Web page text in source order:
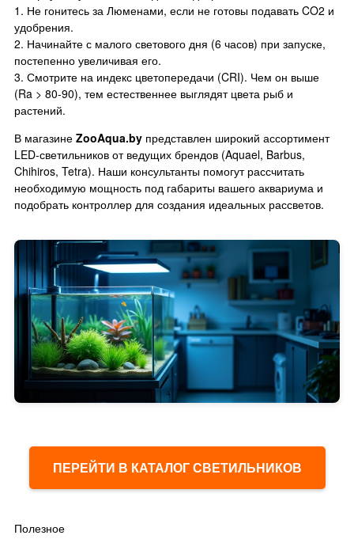
1. Не гонитесь за Люменами, если не готовы подавать CO2 и
удобрения.
2. Начинайте с малого светового дня (6 часов) при запуске,
постепенно увеличивая его.
3. Смотрите на индекс цветопередачи (CRI). Чем он выше
(Ra > 80-90), тем естественнее выглядят цвета рыб и
растений.
В магазине ZooAqua.by представлен широкий ассортимент
LED-светильников от ведущих брендов (Aquael, Barbus,
Chihiros, Tetra). Наши консультанты помогут рассчитать
необходимую мощность под габариты вашего аквариума и
подобрать контроллер для создания идеальных рассветов.
ПЕРЕЙТИ В КАТАЛОГ СВЕТИЛЬНИКОВ
Полезное